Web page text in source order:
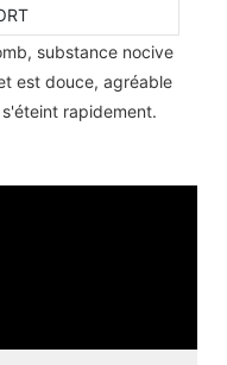
substance nocive
est douce, agréable
rapidement.